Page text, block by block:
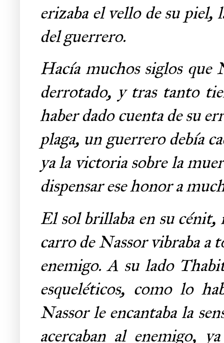
erizaba el vello de su piel,
del guerrero.
Hacía muchos siglos que
derrotado, y tras tanto
haber dado cuenta de su
plaga, un guerrero debía
ya la victoria sobre la
dispensar ese honor a
El sol brillaba en su
carro de Nassor vibraba a
enemigo. A su lado
esqueléticos, como lo
Nassor le encantaba la
acercaban al enemigo,